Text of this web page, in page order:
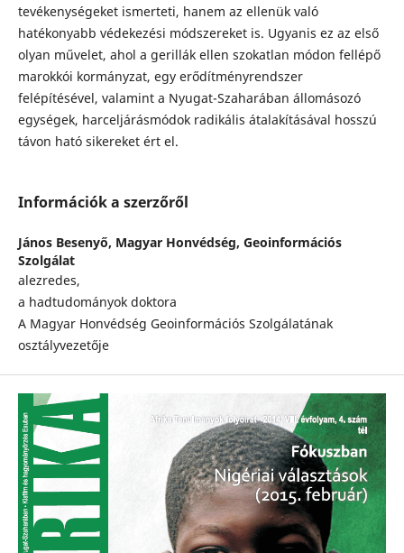
tevékenységeket ismerteti, hanem az ellenük való
hatékonyabb védekezési módszereket is. Ugyanis ez az első
olyan művelet, ahol a gerillák ellen szokatlan módon fellépő
marokkói kormányzat, egy erődítményrendszer
felépítésével, valamint a Nyugat-Szaharában állomásozó
egységek, harceljárásmódok radikális átalakításával hosszú
távon ható sikereket ért el.
Információk a szerzőről
János Besenyő, Magyar Honvédség, Geoinformációs
Szolgálat
alezredes,
a hadtudományok doktora
A Magyar Honvédség Geoinformációs Szolgálatának
osztályvezetője